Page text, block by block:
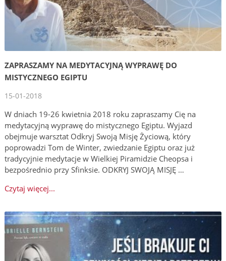
ZAPRASZAMY NA MEDYTACYJNĄ WYPRAWĘ DO
MISTYCZNEGO EGIPTU
15-01-2018
W dniach 19-26 kwietnia 2018 roku zapraszamy Cię na
medytacyjną wyprawę do mistycznego Egiptu. Wyjazd
obejmuje warsztat Odkryj Swoją Misję Życiową, który
poprowadzi Tom de Winter, zwiedzanie Egiptu oraz już
tradycyjnie medytacje w Wielkiej Piramidzie Cheopsa i
bezpośrednio przy Sfinksie. ODKRYJ SWOJĄ MISJĘ …
Czytaj więcej...